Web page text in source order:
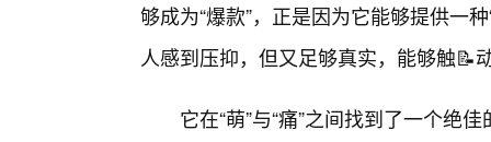
够成为“爆款”，正是因为它能够提供一
人感到压抑，但又足够真实，能够触📝
它在“萌”与“痛”之间找到了一个绝